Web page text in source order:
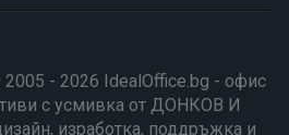
2005 - 2026 IdealOffice.bg - офис
с усмивка от ДОНКОВ И
изработка, поддръжка и